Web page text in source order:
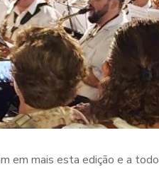
em mais esta edição e a